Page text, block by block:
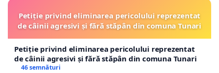
Petiție privind eliminarea pericolului reprezentat
de câinii agresivi și fără stăpân din comuna Tunari
Petiție privind eliminarea pericolului reprezentat
de câinii agresivi și fără stăpân din comuna Tunari
46 semnături